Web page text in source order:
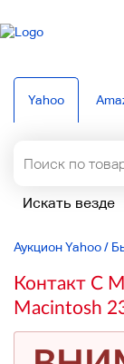
Yahoo
Аукцион Yahoo/
Контакт C
Macintosh